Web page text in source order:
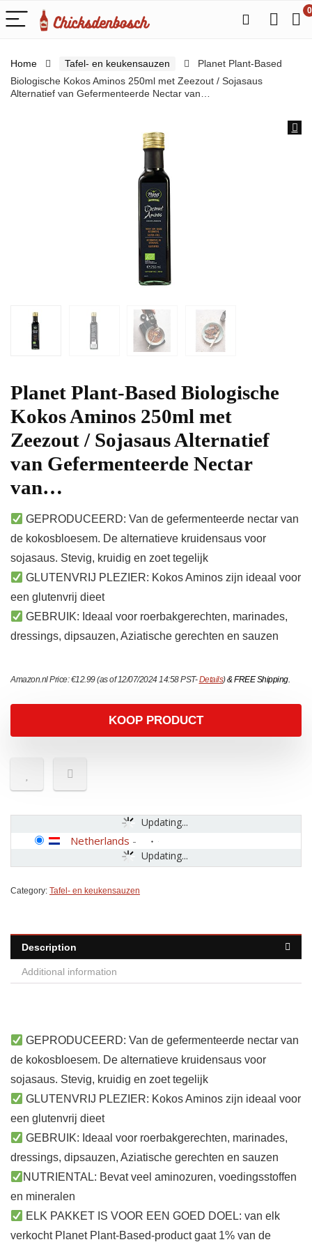
0
Home Tafel- en keukensauzen
Planet Plant-Based
Biologische Kokos Aminos 250ml met Zeezout / Sojasaus
Alternatief van Gefermenteerde Nectar van…
Planet Plant-Based Biologische
Kokos Aminos 250ml met
Zeezout / Sojasaus Alternatief
van Gefermenteerde Nectar
van…
GEPRODUCEERD: Van de gefermenteerde nectar van
de kokosbloesem. De alternatieve kruidensaus voor
sojasaus. Stevig, kruidig ​​en zoet tegelijk
GLUTENVRIJ PLEZIER: Kokos Aminos zijn ideaal voor
een glutenvrij dieet
GEBRUIK: Ideaal voor roerbakgerechten, marinades,
dressings, dipsauzen, Aziatische gerechten en sauzen
Amazon.nl Price:€12.99(as of 12/07/2024 14:58 PST-Details)&FREE Shipping.
KOOP PRODUCT
Updating...
Updating...
Netherlands -
Category: Tafel- en keukensauzen
Description
Additional information
GEPRODUCEERD: Van de gefermenteerde nectar van
de kokosbloesem. De alternatieve kruidensaus voor
sojasaus. Stevig, kruidig ​​en zoet tegelijk
GLUTENVRIJ PLEZIER: Kokos Aminos zijn ideaal voor
een glutenvrij dieet
GEBRUIK: Ideaal voor roerbakgerechten, marinades,
dressings, dipsauzen, Aziatische gerechten en sauzen
NUTRIENTAL: Bevat veel aminozuren, voedingsstoffen
en mineralen
ELK PAKKET IS VOOR EEN GOED DOEL: van elk
verkocht Planet Plant-Based-product gaat 1% van de